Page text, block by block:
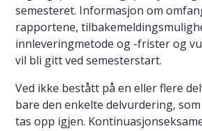
semesteret. Informasjon om
rapportene,
innleveringmetode og -frister og
vil bli gitt ved semesterstart.
Ved ikke bestått på en eller flere
bare den enkelte delvurdering,
tas opp igjen.